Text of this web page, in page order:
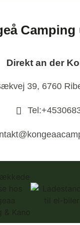
Camping
Direkt an der
39, 6760